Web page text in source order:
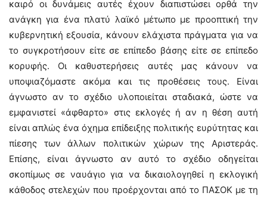
καιρό οι δυνάμεις αυτές έχουν διαπιστώσει ορθά την
ανάγκη για ένα πλατύ λαϊκό μέτωπο με προοπτική την
κυβερνητική εξουσία, κάνουν ελάχιστα πράγματα για να
το συγκροτήσουν είτε σε επίπεδο βάσης είτε σε επίπεδο
κορυφής. Οι καθυστερήσεις αυτές μας κάνουν να
υποψιαζόμαστε ακόμα και τις προθέσεις τους. Είναι
άγνωστο αν το σχέδιο υλοποιείται σταδιακά, ώστε να
εμφανιστεί «άφθαρτο» στις εκλογές ή αν η θέση αυτή
είναι απλώς ένα όχημα επίδειξης πολιτικής ευρύτητας και
πίεσης των άλλων πολιτικών χώρων της Αριστεράς.
Επίσης, είναι άγνωστο αν αυτό το σχέδιο οδηγείται
σκοπίμως σε ναυάγιο για να δικαιολογηθεί η εκλογική
κάθοδος στελεχών που προέρχονται από το ΠΑΣΟΚ με τη